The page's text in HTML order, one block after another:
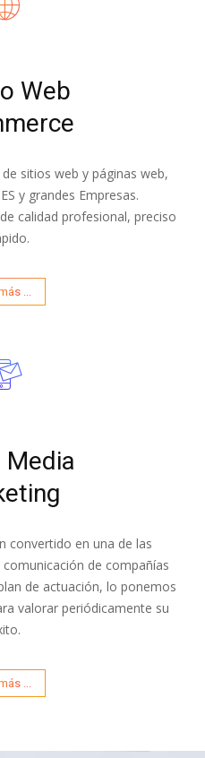
Web
sitios web y páginas web,
y grandes Empresas.
calidad profesional, preciso
...
Media
convertido en una de las
de compañías
de actuación, lo ponemos
valorar periódicamente su
...